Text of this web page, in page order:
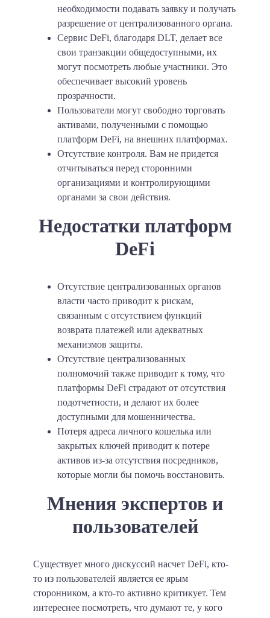
необходимости подавать заявку и получать
разрешение от централизованного органа.
Сервис DeFi, благодаря DLT, делает все
свои транзакции общедоступными, их
могут посмотреть любые участники. Это
обеспечивает высокий уровень
прозрачности.
Пользователи могут свободно торговать
активами, полученными с помощью
платформ DeFi, на внешних платформах.
Отсутствие контроля. Вам не придется
отчитываться перед сторонними
организациями и контролирующими
органами за свои действия.
Недостатки платформ
DeFi
Отсутствие централизованных органов
власти часто приводит к рискам,
связанным с отсутствием функций
возврата платежей или адекватных
механизмов защиты.
Отсутствие централизованных
полномочий также приводит к тому, что
платформы DeFi страдают от отсутствия
подотчетности, и делают их более
доступными для мошенничества.
Потеря адреса личного кошелька или
закрытых ключей приводит к потере
активов из-за отсутствия посредников,
которые могли бы помочь восстановить.
Мнения экспертов и
пользователей
Существует много дискуссий насчет DeFi, кто-
то из пользователей является ее ярым
сторонником, а кто-то активно критикует. Тем
интереснее посмотреть, что думают те, у кого